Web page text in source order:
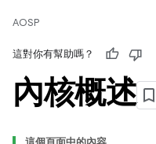
AOSP
這對你有幫助嗎？
內核概述